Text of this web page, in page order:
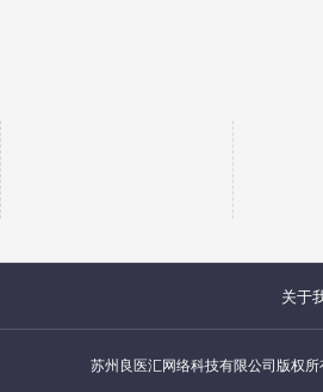
关于
苏州良医汇网络科技有限公司版权所